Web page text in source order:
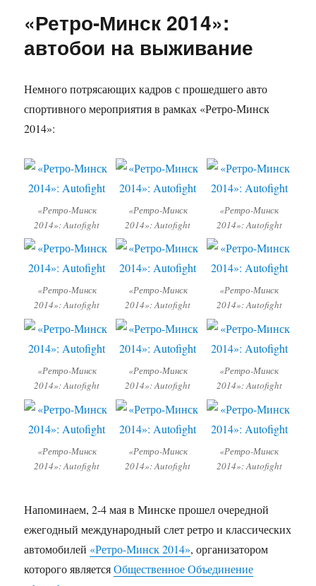
Артемий
и
«Ретро-Минск 2014»:
автобои на выживание
Немного потрясающих кадров с прошедшего авто
спортивного мероприятия в рамках «Ретро-Минск
2014»:
«Ретро-Минск
2014»: Autofight
«Ретро-Минск
2014»: Autofight
«Ретро-Минск
2014»: Autofight
«Ретро-Минск
2014»: Autofight
«Ретро-Минск
2014»: Autofight
«Ретро-Минск
2014»: Autofight
«Ретро-Минск
2014»: Autofight
«Ретро-Минск
2014»: Autofight
«Ретро-Минск
2014»: Autofight
«Ретро-Минск
2014»: Autofight
«Ретро-Минск
2014»: Autofight
«Ретро-Минск
2014»: Autofight
Напоминаем, 2-4 мая в Минске прошел очередной
ежегодный международный слет ретро и классических
автомобилей «Ретро-Минск 2014», организатором
которого являетсяОбщественное Объединение